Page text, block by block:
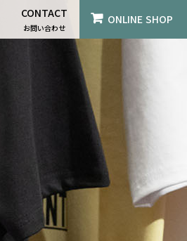
CONTACT
お問い合わせ
ONLINE SHOP